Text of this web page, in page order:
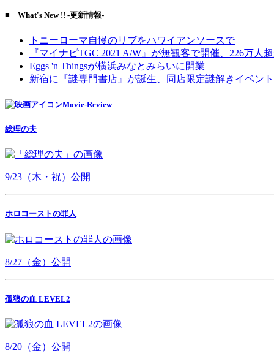
■ What's New !! -更新情報-
トニーローマ自慢のリブをハワイアンソースで
『マイナビTGC 2021 A/W』が無観客で開催、226万人
Eggs 'n Thingsが横浜みなとみらいに開業
新宿に『謎専門書店』が誕生、同店限定謎解きイベン
Movie-Review
総理の夫
9/23（木・祝）公開
ホロコーストの罪人
8/27（金）公開
孤狼の血 LEVEL2
8/20（金）公開